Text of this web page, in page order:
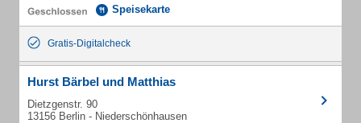
Speisekarte
Gratis-Digitalcheck
Hurst Bärbel und Matthias
Dietzgenstr. 90
13156 Berlin - Niederschönhausen